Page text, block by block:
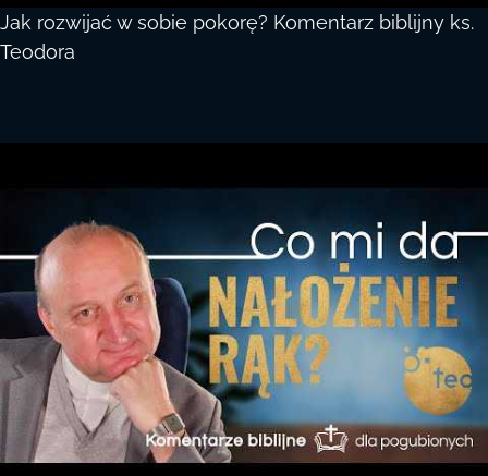
Jak rozwijać w sobie pokorę? Komentarz biblijny ks.
Teodora